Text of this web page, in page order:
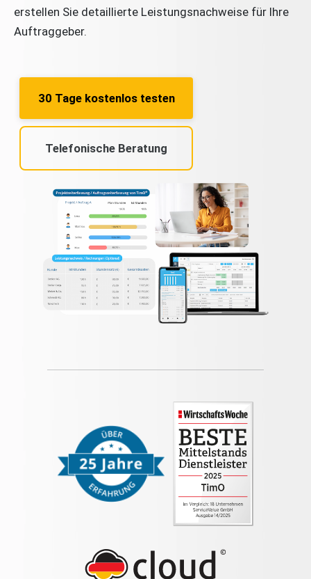
erstellen Sie detaillierte Leistungsnachweise für Ihre
Auftraggeber.
30 Tage kostenlos testen
Telefonische Beratung